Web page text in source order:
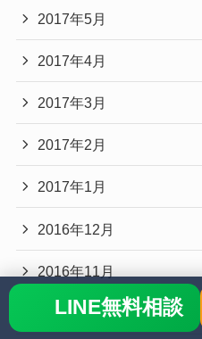
2017年5月
2017年4月
2017年3月
2017年2月
2017年1月
2016年12月
2016年11月
2016年10月
LINE無料相談